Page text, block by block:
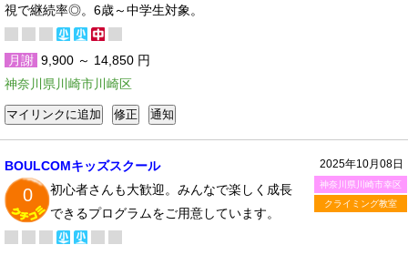
視で継続率◎。6歳～中学生対象。
月謝 9,900 ～ 14,850 円
神奈川県川崎市川崎区
2025年10月08日
神奈川県川崎市幸区
クライミング教室
BOULCOMキッズスクール
0
初心者さんも大歓迎。みんなで楽しく成長
できるプログラムをご用意しています。